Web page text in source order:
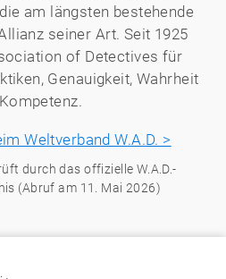
am längsten bestehende
seiner Art. Seit 1925
of Detectives für
Genauigkeit, Wahrheit
Weltverband W.A.D. >
durch das offizielle W.A.D.-
(Abruf am 11. Mai 2026)